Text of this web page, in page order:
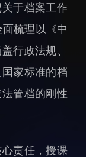
于档案工作
面梳理以《中
行政法规、
家标准的档
管档的刚性
责任，授课